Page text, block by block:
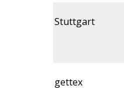
Stuttgart
gettex